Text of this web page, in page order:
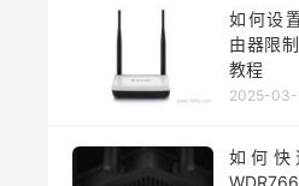
如何设
由器限
教程
2025-03-
如何快